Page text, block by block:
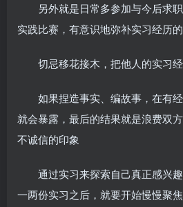
另外就是日常多参加与今后求
实践比赛，有意识地弥补实习经历
切忌移花接木，把他人的实习
如果捏造事实、编故事，在有
就会暴露，最后的结果就是浪费双
不诚信的印象
通过实习来探索自己真正感兴
一两份实习之后，就要开始慢慢聚